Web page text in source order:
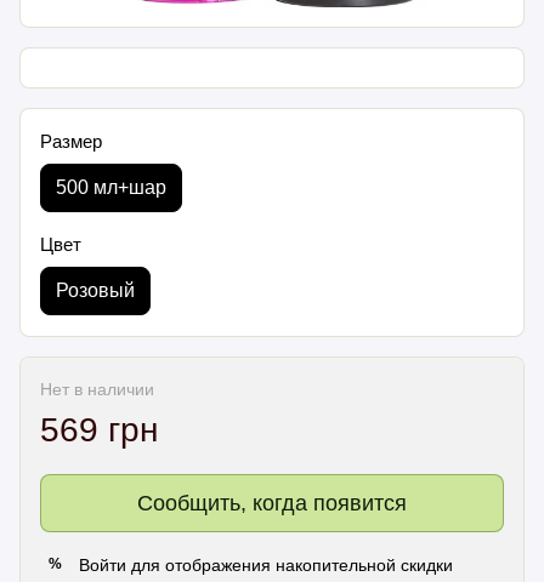
Размер
500 мл+шар
Цвет
Розовый
Нет в наличии
569 грн
Сообщить, когда появится
% Войти для отображения накопительной скидки